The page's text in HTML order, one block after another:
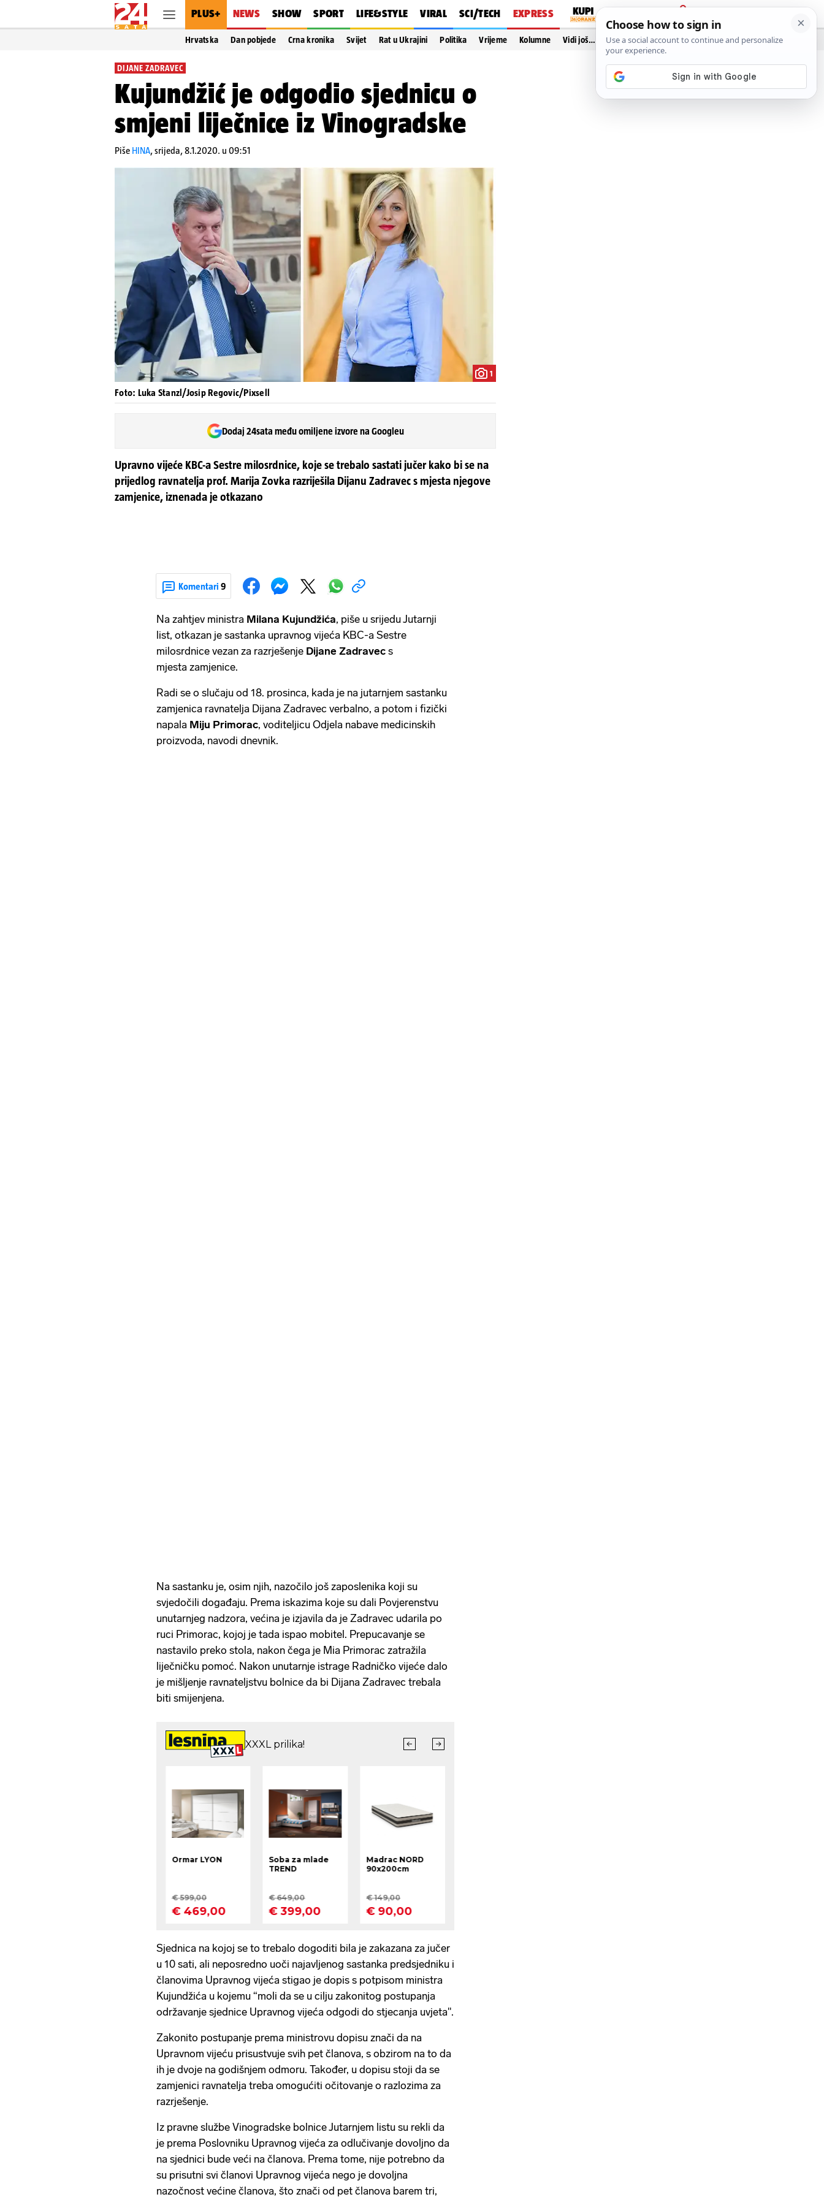
PLUS+ NEWS SHOW SPORT LIFE&STYLE VIRAL SCI/TECH EXPRESS
PRIJAVA
Hrvatska Dan pobjede Crna kronika Svijet Rat u Ukrajini Politika Vrijeme Kolumne Vidi još…
DIJANE ZADRAVEC
Kujundžić je odgodio sjednicu o
smjeni liječnice iz Vinogradske
Piše HINA,srijeda, 8.1.2020. u 09:51
1
Foto: Luka Stanzl/Josip Regovic/Pixsell
Dodaj 24sata među omiljene izvore na Googleu
Upravno vijeće KBC-a Sestre milosrdnice, koje se trebalo sastati jučer kako bi se na
prijedlog ravnatelja prof. Marija Zovka razriješila Dijanu Zadravec s mjesta njegove
zamjenice, iznenada je otkazano
Komentari 9
Na zahtjev ministra Milana Kujundžića, piše u srijedu Jutarnji
list, otkazan je sastanka upravnog vijeća KBC-a Sestre
milosrdnice vezan za razrješenje Dijane Zadravec s
mjesta zamjenice.
Radi se o slučaju od 18. prosinca, kada je na jutarnjem sastanku
zamjenica ravnatelja Dijana Zadravec verbalno, a potom i fizički
napala Miju Primorac, voditeljicu Odjela nabave medicinskih
proizvoda, navodi dnevnik.
Na sastanku je, osim njih, nazočilo još zaposlenika koji su
svjedočili događaju. Prema iskazima koje su dali Povjerenstvu
unutarnjeg nadzora, većina je izjavila da je Zadravec udarila po
ruci Primorac, kojoj je tada ispao mobitel. Prepucavanje se
nastavilo preko stola, nakon čega je Mia Primorac zatražila
liječničku pomoć. Nakon unutarnje istrage Radničko vijeće dalo
je mišljenje ravnateljstvu bolnice da bi Dijana Zadravec trebala
biti smijenjena.
Sjednica na kojoj se to trebalo dogoditi bila je zakazana za jučer
u 10 sati, ali neposredno uoči najavljenog sastanka predsjedniku i
članovima Upravnog vijeća stigao je dopis s potpisom ministra
Kujundžića u kojemu “moli da se u cilju zakonitog postupanja
održavanje sjednice Upravnog vijeća odgodi do stjecanja uvjeta".
Zakonito postupanje prema ministrovu dopisu znači da na
Upravnom vijeću prisustvuje svih pet članova, s obzirom na to da
ih je dvoje na godišnjem odmoru. Također, u dopisu stoji da se
zamjenici ravnatelja treba omogućiti očitovanje o razlozima za
razrješenje.
Iz pravne službe Vinogradske bolnice Jutarnjem listu su rekli da
je prema Poslovniku Upravnog vijeća za odlučivanje dovoljno da
na sjednici bude veći na članova. Prema tome, nije potrebno da
su prisutni svi članovi Upravnog vijeća nego je dovoljna
nazočnost većine članova, što znači od pet članova barem tri,